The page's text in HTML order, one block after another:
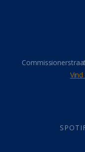
Gebed
God